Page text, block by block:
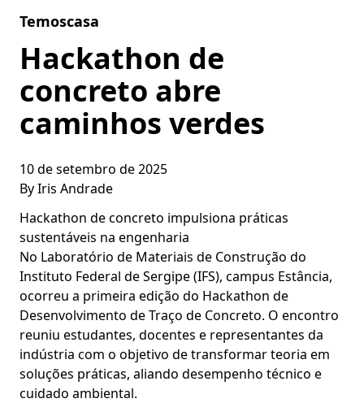
Temoscasa
Hackathon de
concreto abre
caminhos verdes
10 de setembro de 2025
ByIris Andrade
Hackathon de concreto impulsiona práticas
sustentáveis na engenharia
No Laboratório de Materiais de Construção do
Instituto Federal de Sergipe (IFS), campus Estância,
ocorreu a primeira edição do Hackathon de
Desenvolvimento de Traço de Concreto. O encontro
reuniu estudantes, docentes e representantes da
indústria com o objetivo de transformar teoria em
soluções práticas, aliando desempenho técnico e
cuidado ambiental.